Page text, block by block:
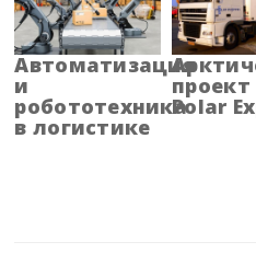
Автоматизация
и
робототехника
в логистике
проект
Polar